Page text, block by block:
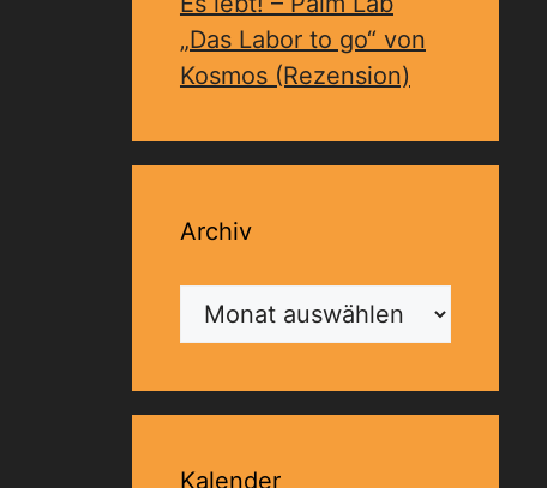
„Das Labor to go“ von
Kosmos (Rezension)
Archiv
Archiv
Kalender